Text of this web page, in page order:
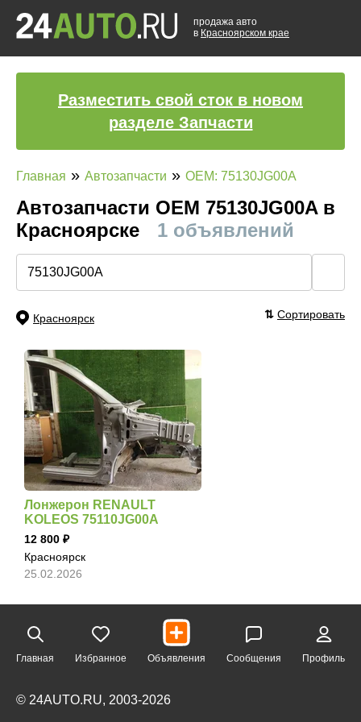
продажа авто
в Красноярском крае
Разместить свой сток в новом
разделе Запчасти
Главная » Автозапчасти » OEM: 75130JG00A
Автозапчасти ОЕМ 75130JG00A в
Красноярске
1 объявлений
Красноярск ⇅ Сортировать
Лонжерон RENAULT
KOLEOS 75110JG00A
12 800
Красноярск
25.02.2026
Главная Избранное Объявления Сообщения Профиль
© 24AUTO.RU, 2003-2026